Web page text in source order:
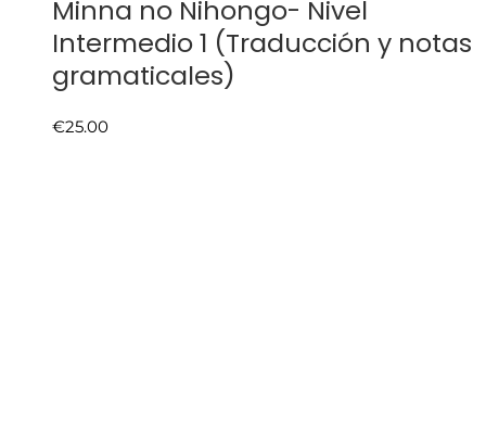
Minna no Nihongo- Nivel
Intermedio 1 (Traducción y notas
gramaticales)
€25.00